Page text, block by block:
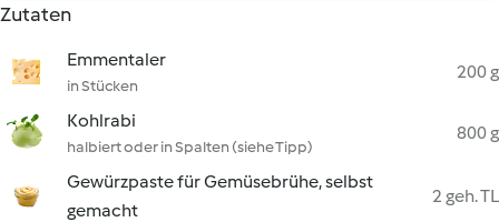
Zutaten
Emmentaler
in Stücken
200 g
Kohlrabi
halbiert oder in Spalten (siehe Tipp)
800 g
Gewürzpaste für Gemüsebrühe, selbst
gemacht
2 geh. TL